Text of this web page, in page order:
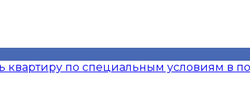
квартиру по специальным условиям в